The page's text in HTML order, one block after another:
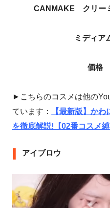
CANMAKE クリー
ミディア
価格
►こちらのコスメは他の
ています：
【最新版】か
を徹底解説!【02番コスメ縛
アイブロウ